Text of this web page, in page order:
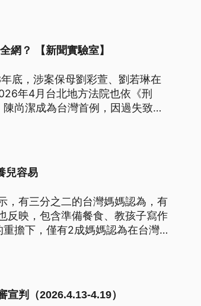
網？ 【新聞實驗室】
底，涉案保母劉彩萱、劉若琳在
年4月台北地方法院也依《刑
尚潔成為台灣首例，因過失致死
能的收出養社工，且最能拼湊受虐
兒容易
，有三分之二的台灣媽媽認為，有
反映，包含準備餐食、教孩子寫作
擔下，僅有2成媽媽認為在台灣
判（2026.4.13-4.19）